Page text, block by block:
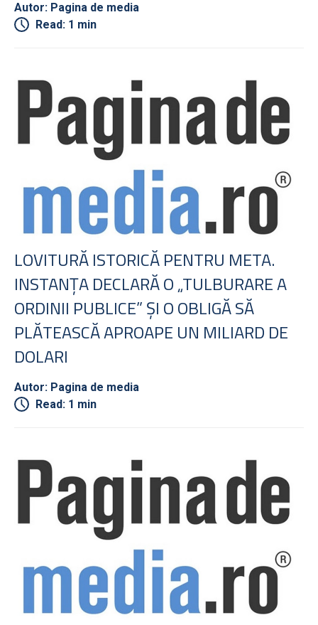
Autor: Pagina de media
Read: 1 min
LOVITURĂ ISTORICĂ PENTRU META.
INSTANŢA DECLARĂ O „TULBURARE A
ORDINII PUBLICE” ŞI O OBLIGĂ SĂ
PLĂTEASCĂ APROAPE UN MILIARD DE
DOLARI
Autor: Pagina de media
Read: 1 min